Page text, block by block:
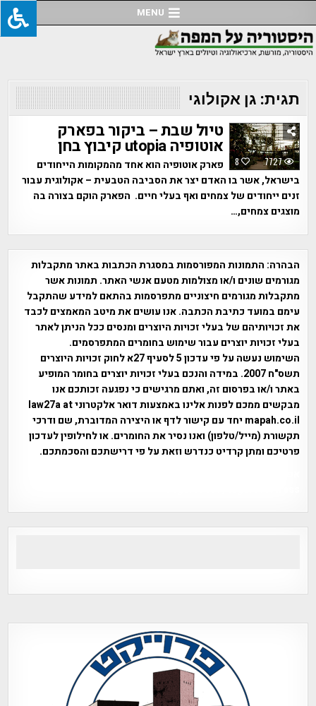
to
content
MENU
תגית: גן אקולוגי
8 7727
טיול שבת – ביקור בפארק
אוטופיה utopia קיבוץ בחן
פארק אוטופיה הוא אחד מהמקומות הייחודים
בישראל, אשר בו האדם יצר את הסביבה הטבעית – אקולוגית עבור
זנים ייחודים של צמחים ואף בעלי חיים. הפארק הוקם בצורה בה
מוצגים צמחים,…
הבהרה: התמונות המפורסמות במסגרת הכתבות באתר מתקבלות
מגורמים שונים ו/או מצולמות מטעם אנשי האתר. תמונות אשר
מתקבלות מגורמים חיצוניים מתפרסמות בהתאם למידע שהתקבל
עימם במועד כתיבת הכתבה. אנו עושים את מיטב המאמצים לכבד
את זכויותיהם של בעלי זכויות היוצרים ומנסים ככל הניתן לאתר
בעלי זכויות יוצרים עבור שימוש בחומרים המתפרסמים.
השימוש נעשה על פי עדכון 5 לסעיף 27א לחוק זכויות היוצרים
תשס"ח 2007. במידה והנכם בעלי זכויות יוצרים בחומר המופיע
באתר ו/או בפרסום זה, ואתם מרגישים כי נפגעה זכותכם אנו
מבקשים ממכם לפנות אלינו באמצעות דואר אלקטרוני law27a at
mapah.co.il יחד עם קישור לדף או היצירה המדוברת, שם ודרכי
תקשורת (מייל/טלפון) ואנו נסיר את החומרים. או לחילופין לעדכון
פרטיכם ומתן קרדיט כנדרש וזאת על פי דרישתכם והסכמתכם.